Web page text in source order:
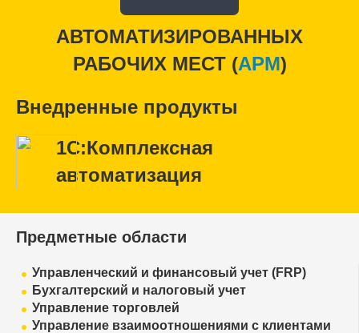
АВТОМАТИЗИРОВАННЫХ
РАБОЧИХ МЕСТ (APM)
Внедренные продукты
1С:Комплексная
автоматизация
Предметные области
Управленческий и финансовый учет (FRP)
Бухгалтерский и налоговый учет
Управление торговлей
Управление взаимоотношениями с клиентами